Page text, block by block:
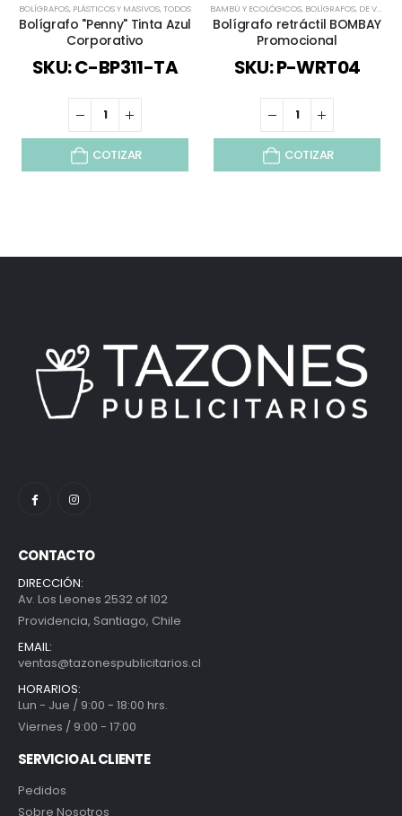
BOLÍGRAFOS, PLÁSTICOS Y MASIVOS,TODOS
Bolígrafo "Penny" Tinta Azul
Corporativo
SKU: C-BP311-TA
COTIZAR
BAMBÚ Y ECOLÓGICOS, BOLÍGRAFOS, DE VUELTA AL COLEGIO
Bolígrafo retráctil BOMBAY
Promocional
SKU: P-WRT04
COTIZAR
CONTACTO
DIRECCIÓN:
Av. Los Leones 2532 of 102
Providencia, Santiago, Chile
EMAIL:
ventas@tazonespublicitarios.cl
HORARIOS:
Lun - Jue / 9:00 - 18:00 hrs.
Viernes / 9:00 - 17:00
SERVICIO AL CLIENTE
Pedidos
Sobre Nosotros